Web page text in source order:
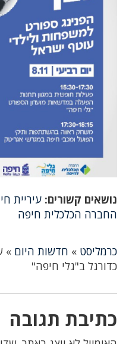
נושאים קשורים: עיריית
החברה הכלכלית חיפה
כרמליסט » חדשות היום »
כדורגל ב"גלי חיפה"
כתיבת תגובה